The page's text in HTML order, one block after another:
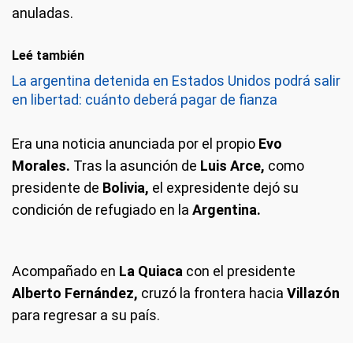
anuladas.
Leé también
La argentina detenida en Estados Unidos podrá salir
en libertad: cuánto deberá pagar de fianza
Era una noticia anunciada por el propio Evo
Morales. Tras la asunción de Luis Arce, como
presidente de Bolivia, el expresidente dejó su
condición de refugiado en la Argentina.
Acompañado en La Quiaca con el presidente
Alberto Fernández, cruzó la frontera hacia Villazón
para regresar a su país.